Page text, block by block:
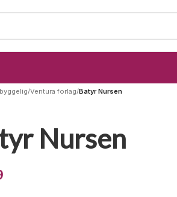
/Ventura forlag/Batyr Nursen
Nursen